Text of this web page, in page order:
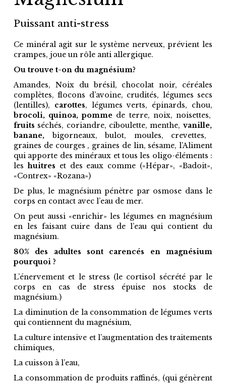
puissant anti-stress
Ce minéral agit sur le système nerveux, prévient les
crampes, joue un rôle anti allergique.
Ou trouve t-on du magnésium?
Amandes, Noix du brésil, chocolat noir, céréales
complètes, flocons d’avoine, crudités, légumes secs
(lentilles), carottes, légumes verts, épinards, chou,
brocoli, quinoa, pomme de terre, noix, noisettes,
fruits séchés, coriandre, ciboulette, menthe, vanille,
banane, bigorneaux, bulot, moules, crevettes,
graines de courges , graines de lin, sésame, l’Aliment
qui apporte des minéraux et tous les oligo-éléments :
les huitres et des eaux comme («Hépar», «Badoit»,
«Contrex» «Rozana»)
De plus, le magnésium pénètre par osmose dans le
corps en contact avec l’eau de mer.
On peut aussi «enrichir» les légumes en magnésium
en les faisant cuire dans de l’eau qui contient du
magnésium.
80% des adultes sont carencés en magnésium
pourquoi ?
L’énervement et le stress (le cortisol sécrété par le
corps en cas de stress épuise nos stocks de
magnésium.)
La diminution de la consommation de légumes verts
qui contiennent du magnésium,
La culture intensive et l’augmentation des traitements
chimiques,
La cuisson à l’eau,
La consommation de produits raffinés, (qui génèrent